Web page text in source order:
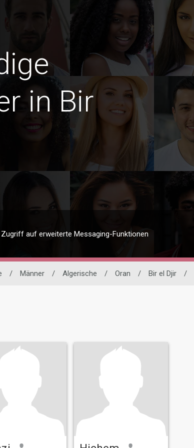
in Bir
Zugriff auf erweiterte Messaging-Funktionen
/ Männer / Algerische / Oran / Bir el Djir /